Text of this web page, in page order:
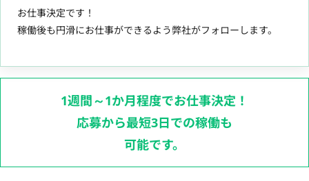
お仕事決定です！
稼働後も円滑にお仕事ができるよう弊社がフォローします。
1週間～1か月程度でお仕事決定！
応募から最短3日での稼働も
可能です。